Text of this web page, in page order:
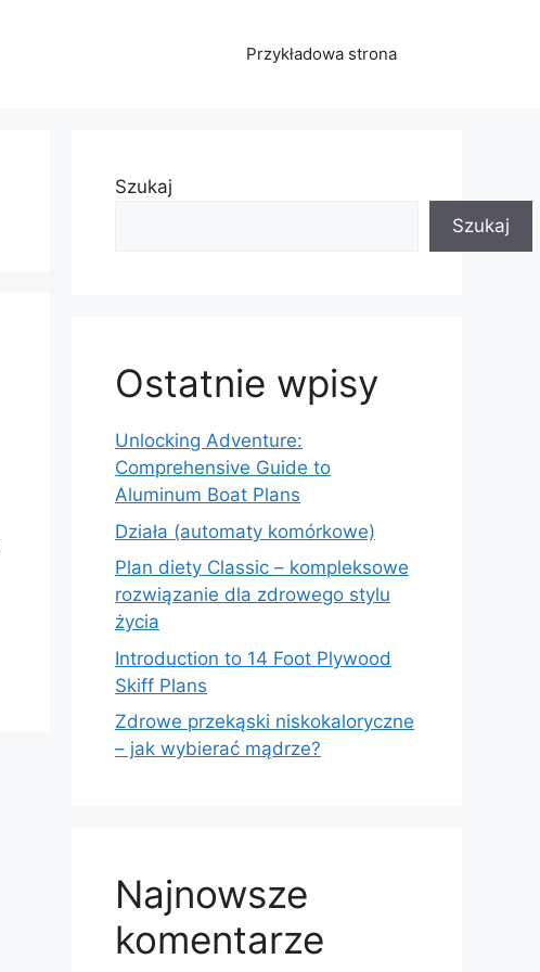
Przykładowa strona
Szukaj
Szukaj
Ostatnie wpisy
Unlocking Adventure:
Comprehensive Guide to
Aluminum Boat Plans
Działa (automaty komórkowe)
Plan diety Classic – kompleksowe
rozwiązanie dla zdrowego stylu
życia
Introduction to 14 Foot Plywood
Skiff Plans
Zdrowe przekąski niskokaloryczne
– jak wybierać mądrze?
Najnowsze
komentarze